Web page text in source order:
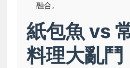
融合。
紙包魚 vs
料理大亂鬥